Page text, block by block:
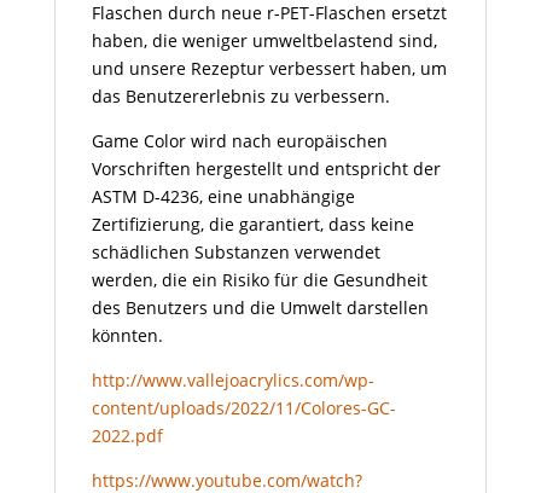
Flaschen durch neue r-PET-Flaschen ersetzt
haben, die weniger umweltbelastend sind,
und unsere Rezeptur verbessert haben, um
das Benutzererlebnis zu verbessern.
Game Color wird nach europäischen
Vorschriften hergestellt und entspricht der
ASTM D-4236, eine unabhängige
Zertifizierung, die garantiert, dass keine
schädlichen Substanzen verwendet
werden, die ein Risiko für die Gesundheit
des Benutzers und die Umwelt darstellen
könnten.
http://www.vallejoacrylics.com/wp-
content/uploads/2022/11/Colores-GC-
2022.pdf
https://www.youtube.com/watch?